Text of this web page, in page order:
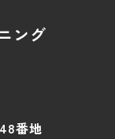
ング
番地